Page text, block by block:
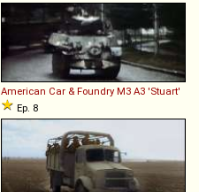
American Car & Foundry M3 A3 'Stuart'
Ep. 8